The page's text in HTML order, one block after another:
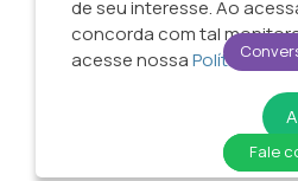
Fale
Fale
de seu interesse. Ao
concorda com tal
acesse nossaPolítica de